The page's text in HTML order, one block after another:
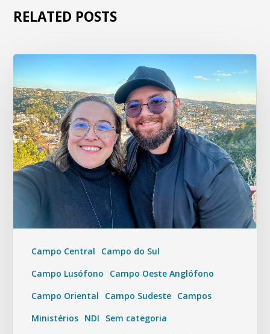
RELATED POSTS
Campo Central
Campo do Sul
Campo Lusófono
Campo Oeste Anglófono
Campo Oriental
Campo Sudeste Campos
Ministérios NDI Sem categoria